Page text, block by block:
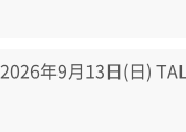
2026年9月13日(日)